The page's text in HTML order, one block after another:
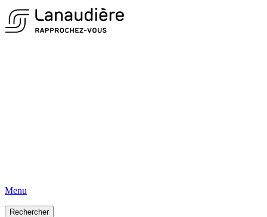
Menu
Rechercher